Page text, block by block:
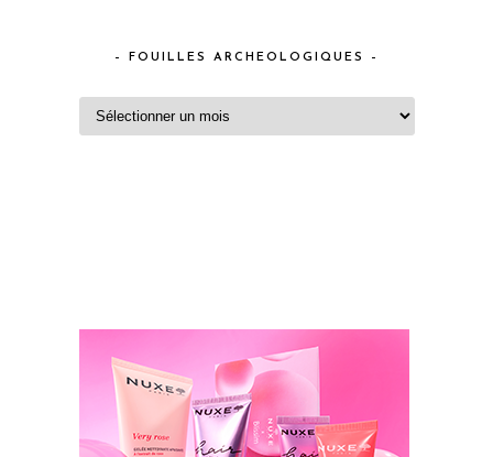
– FOUILLES ARCHEOLOGIQUES –